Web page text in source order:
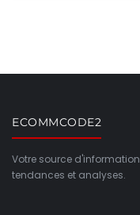
ECOMMCODE2
Votre source
tendances et analyses.